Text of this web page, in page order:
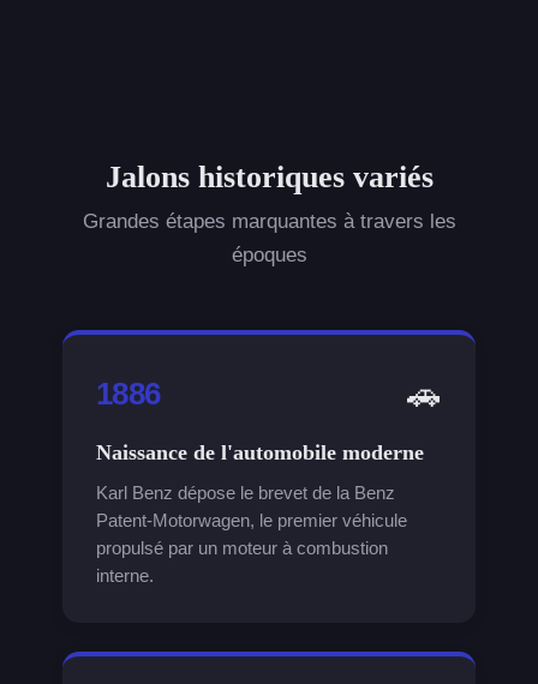
Jalons historiques variés
Grandes étapes marquantes à travers les
époques
1886 🚗
Naissance de l'automobile moderne
Karl Benz dépose le brevet de la Benz
Patent-Motorwagen, le premier véhicule
propulsé par un moteur à combustion
interne.